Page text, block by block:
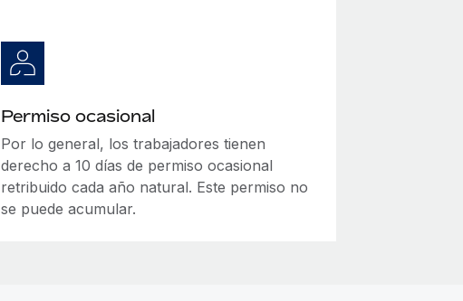
Permiso ocasional
Por lo general, los trabajadores tienen
derecho a 10 días de permiso ocasional
retribuido cada año natural. Este permiso no
se puede acumular.